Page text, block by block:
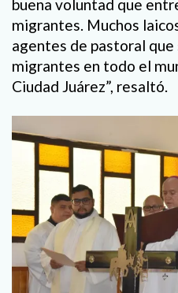
buena voluntad que
migrantes. Muchos
agentes de pastoral
migrantes en todo el
Ciudad Juárez”, resaltó.